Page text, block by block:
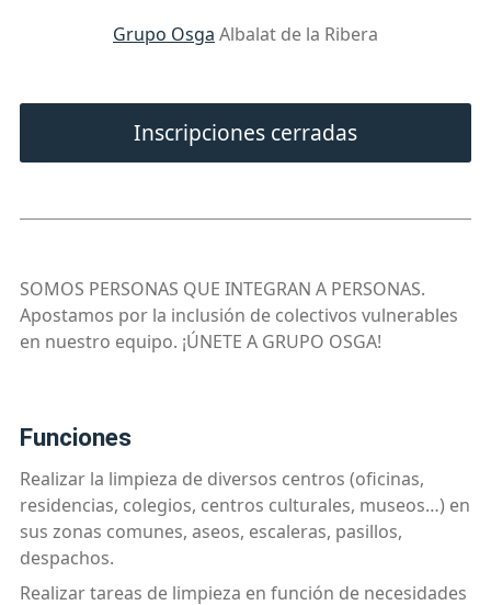
Grupo Osga Albalat de la Ribera
Inscripciones cerradas
SOMOS PERSONAS QUE INTEGRAN A PERSONAS.
Apostamos por la inclusión de colectivos vulnerables
en nuestro equipo. ¡ÚNETE A GRUPO OSGA!
funciones
Realizar la limpieza de diversos centros (oficinas,
residencias, colegios, centros culturales, museos…) en
sus zonas comunes, aseos, escaleras, pasillos,
despachos.
Realizar tareas de limpieza en función de necesidades